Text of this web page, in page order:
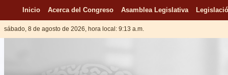
Inicio Acerca del Congreso Asamblea Legislativa
sábado, 8 de agosto de 2026, hora local: 9:13 a.m.